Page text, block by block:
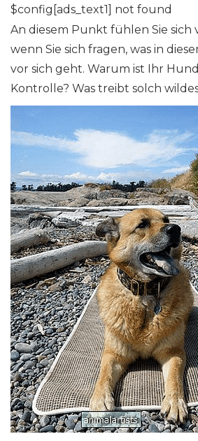
$config[ads_text1] not found
An diesem Punkt fühlen Sie sich
wenn Sie sich fragen, was in
vor sich geht. Warum ist Ihr
Kontrolle? Was treibt solch